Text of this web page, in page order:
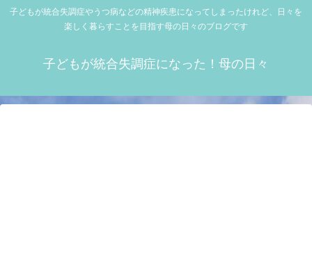
子どもが統合失調症やうつ病などの精神疾患になってしまったけれど、日々を
楽しく暮らすことを目指す母の日々のブログです
子どもが統合失調症になった！母の日々